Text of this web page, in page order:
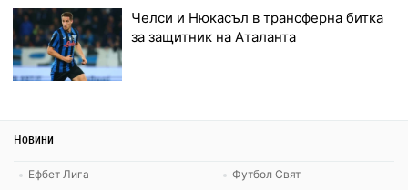
Челси и Нюкасъл в трансферна битка
за защитник на Аталанта
Новини
Ефбет Лига
Футбол Свят